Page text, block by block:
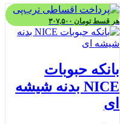
هر قسطتومان
بانکه حبوبات
NICE بدنه شیشه
ای